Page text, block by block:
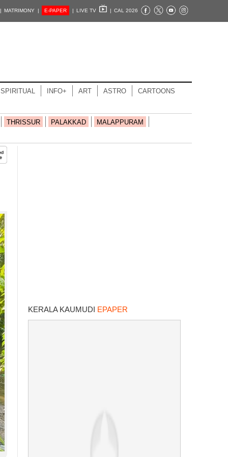
MATRIMONY | E-PAPER | LIVE TV | CAL 2026
SPIRITUAL INFO+ ART ASTRO CARTOONS
THRISSUR PALAKKAD MALAPPURAM
KERALA KAUMUDI EPAPER